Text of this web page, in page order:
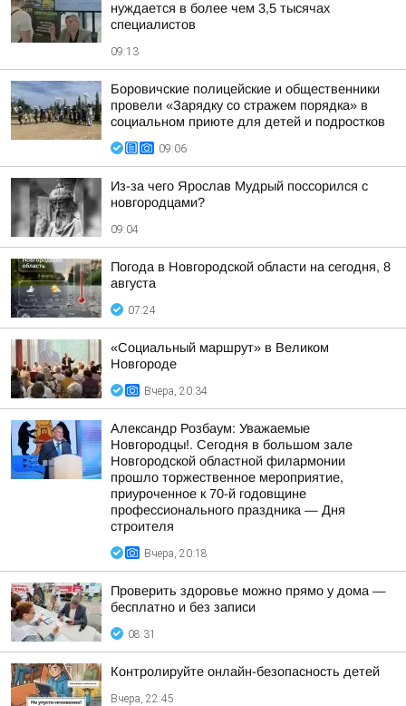
нуждается в более чем 3,5 тысячах
специалистов
09:13
Боровичские полицейские и общественники
провели «Зарядку со стражем порядка» в
социальном приюте для детей и подростков
09:06
Из-за чего Ярослав Мудрый поссорился с
новгородцами?
09:04
Погода в Новгородской области на сегодня, 8
августа
07:24
«Социальный маршрут» в Великом
Новгороде
Вчера, 20:34
Александр Розбаум: Уважаемые
Новгородцы!. Сегодня в большом зале
Новгородской областной филармонии
прошло торжественное мероприятие,
приуроченное к 70-й годовщине
профессионального праздника — Дня
строителя
Вчера, 20:18
Проверить здоровье можно прямо у дома —
бесплатно и без записи
08:31
Контролируйте онлайн-безопасность детей
Вчера, 22:45